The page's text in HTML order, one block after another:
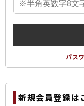
パス
新規会員登録は